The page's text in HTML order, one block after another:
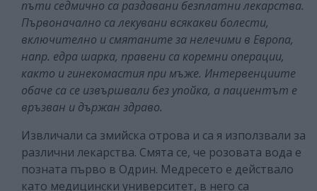
пъти седмично са раздавани безплатни лекарства.
Първоначално са лекувани всякакви болести,
включително и смятаните за нелечими в Европа,
напр. едра шарка, правени са коремни операции,
както и гинекомастия при мъже. Интервенциите
обаче са се извършвали без упойка, а пациентът е
връзван и държан здраво.
Извличали са змийска отрова и са я използвали за
различни лекарства. Смята се, че розовата вода е
позната първо в Одрин. Медресето е действало
като медицински университет, в него са